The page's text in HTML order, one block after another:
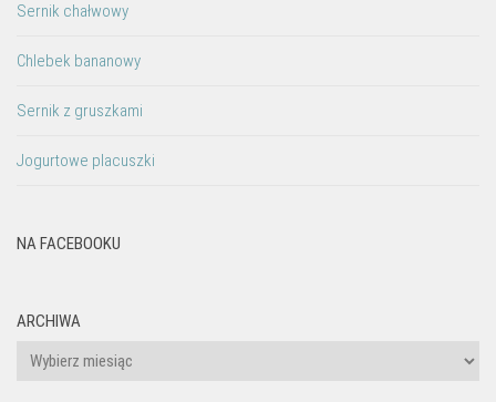
Sernik chałwowy
Chlebek bananowy
Sernik z gruszkami
Jogurtowe placuszki
NA FACEBOOKU
ARCHIWA
Archiwa